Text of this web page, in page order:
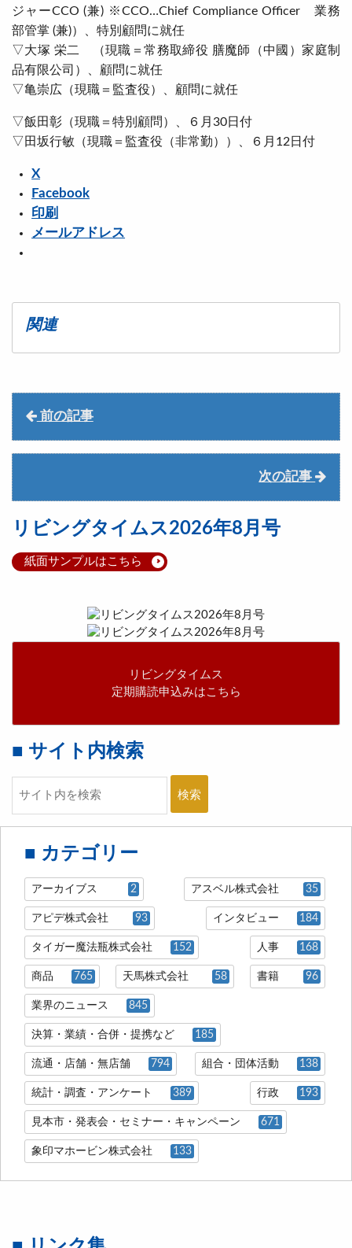
ジャーCCO (兼) ※CCO…Chief Compliance Officer 業務
部管掌 (兼)）、特別顧問に就任
▽大塚 栄二 （現職＝常務取締役 膳魔師（中國）家庭制
品有限公司）、顧問に就任
▽亀崇広（現職＝監査役）、顧問に就任
▽飯田彰（現職＝特別顧問）、６月30日付
▽田坂行敏（現職＝監査役（非常勤））、６月12日付
X
Facebook
印刷
メールアドレス
関連
前の記事
次の記事
リビングタイムス2026年8月号
紙面サンプルはこちら
リビングタイムス
定期購読申込みはこちら
■ サイト内検索
検索
■ カテゴリー
アーカイブス 2 アスベル株式会社 35
アピデ株式会社 93 インタビュー 184
タイガー魔法瓶株式会社 152 人事 168
商品 765 天馬株式会社 58 書籍 96
業界のニュース 845
決算・業績・合併・提携など 185
流通・店舗・無店舗 794 組合・団体活動 138
統計・調査・アンケート 389 行政 193
見本市・発表会・セミナー・キャンペーン 671
象印マホービン株式会社 133